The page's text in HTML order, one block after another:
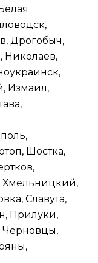
Дрогобыч,
Николаев,
Измаил,
Шостка,
Хмельницкий,
Славута,
Прилуки,
Черновцы,